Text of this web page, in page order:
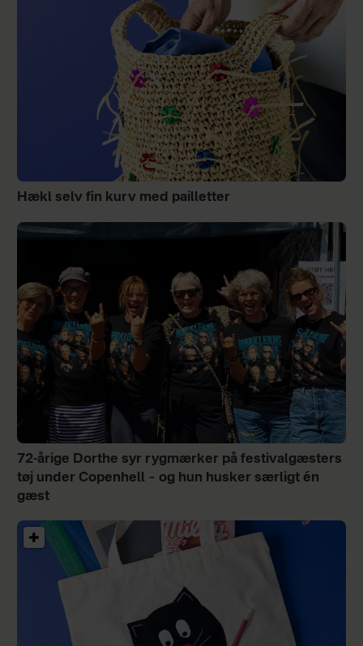
Hækl selv fin kurv med pailletter
72-årige Dorthe syr rygmærker på festivalgæsters
tøj under Copenhell – og hun husker særligt én
gæst